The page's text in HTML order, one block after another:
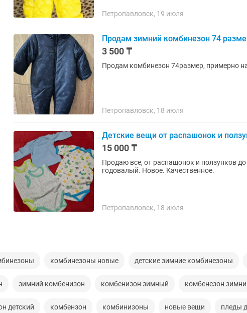
Петропавловск, 19 июля
Продам зимний комбинезон 74
3 500 ₸
Продам комбинезон 74размер, примерно
Петропавловск, 18 июля
Детские вещи от распашонок и
15 000 ₸
Продаю все, от распашонок и ползунков
годовалый. Новое. Качественное.
Петропавловск, 18 июля
комбинезоны новые детские зимние комбинезоны
зимний комбенизон комбенизон зимный комбенезон
детский комбензон комбинизоны новые вещи пледы